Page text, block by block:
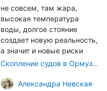
не совсем, там жара,
высокая температура
воды, долгое стояние
создает новую реальность,
а значит и новые риски
Скопление судов в Ормузском проливе грозит катастрофическим распространением инвазивных видов
Александра Невская